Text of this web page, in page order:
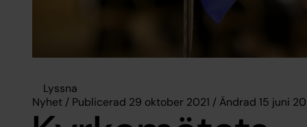
Lyssna
Nyhet / Publicerad 29 oktober 2021 / Ändrad 15 juni